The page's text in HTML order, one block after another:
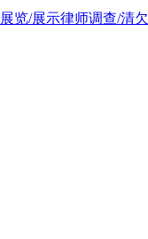
展览/展示律师调查/清欠